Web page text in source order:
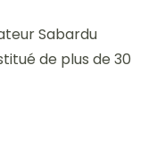
Sabardu
de plus de 30